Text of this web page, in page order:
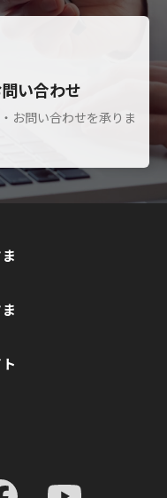
い合わせ
お問い合わせを承りま